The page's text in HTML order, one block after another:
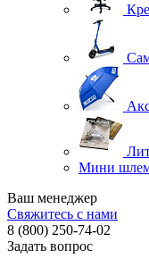
Мини
Ваш менеджер
Свяжитесь с нами
8 (800) 250-74-02
Задать вопрос